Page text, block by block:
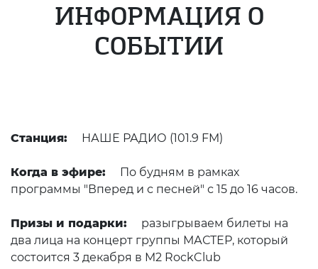
ИНФОРМАЦИЯ О
СОБЫТИИ
Станция: НАШЕ РАДИО (101.9 FM)
Когда в эфире:
По будням в рамках
программы "Вперед и с песней" с 15 до 16 часов.
Призы и подарки:
разыгрываем билеты на
два лица на концерт группы МАСТЕР, который
состоится 3 декабря в M2 RockClub